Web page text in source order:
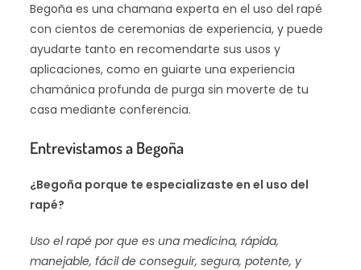
Begoña es una chamana experta en el uso del rapé
con cientos de ceremonias de experiencia, y puede
ayudarte tanto en recomendarte sus usos y
aplicaciones, como en guiarte una experiencia
chamánica profunda de purga sin moverte de tu
casa mediante conferencia.
Entrevistamos a Begoña
¿Begoña porque te especializaste en el uso del
rapé?
Uso el rapé por que es una medicina, rápida,
manejable, fácil de conseguir, segura, potente, y